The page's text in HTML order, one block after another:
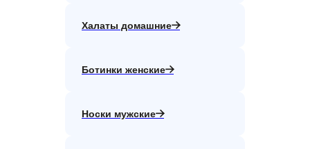
Халаты домашние
Ботинки женские
Носки мужские